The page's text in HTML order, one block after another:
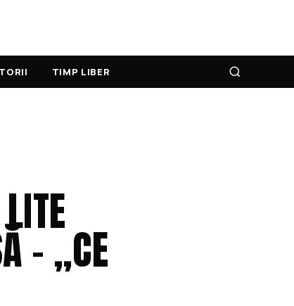
TIMP LIBER
– „CE